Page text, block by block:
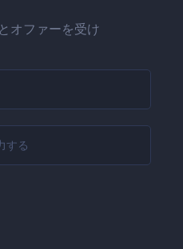
オファーを受け